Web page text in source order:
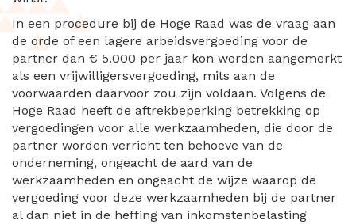
In een procedure bij de Hoge Raad was de vraag aan
de orde of een lagere arbeidsvergoeding voor de
partner dan € 5.000 per jaar kon worden aangemerkt
als een vrijwilligersvergoeding, mits aan de
voorwaarden daarvoor zou zijn voldaan. Volgens de
Hoge Raad heeft de aftrekbeperking betrekking op
vergoedingen voor alle werkzaamheden, die door de
partner worden verricht ten behoeve van de
onderneming, ongeacht de aard van de
werkzaamheden en ongeacht de wijze waarop de
vergoeding voor deze werkzaamheden bij de partner
al dan niet in de heffing van inkomstenbelasting